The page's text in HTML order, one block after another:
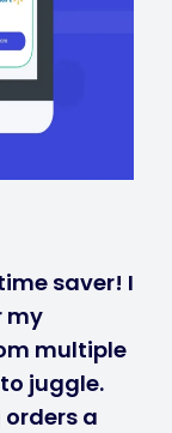
saver! I
my
multiple
juggle.
a